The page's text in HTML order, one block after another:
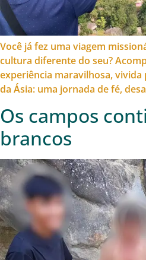
Você já fez uma viagem
cultura diferente do seu?
experiência maravilhosa,
da Ásia: uma jornada de fé,
Os campos
brancos